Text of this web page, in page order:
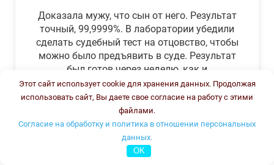
Доказала мужу, что сын от него. Результат
точный, 99,9999%. В лаборатории убедили
сделать судебный тест на отцовство, чтобы
можно было предъявить в суде. Результат
был готов через неделю, как и
обещали.Теперь муж бегает и извиняется.
Этот сайт использует cookie для хранения данных. Продолжая
использовать сайт, Вы даете свое согласие на работу с этими
файлами.
Согласие на обработку и политика в отношении персональных
данных.
OK